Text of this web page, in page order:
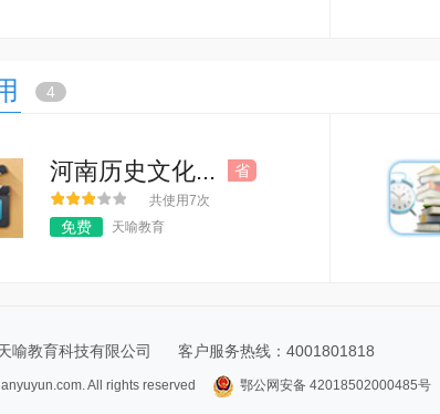
4
河南历史文化... 省
共使用7次
免费 天喻教育
喻教育科技有限公司 客户服务热线：4001801818
All rights reserved 鄂公网安备 42018502000485号